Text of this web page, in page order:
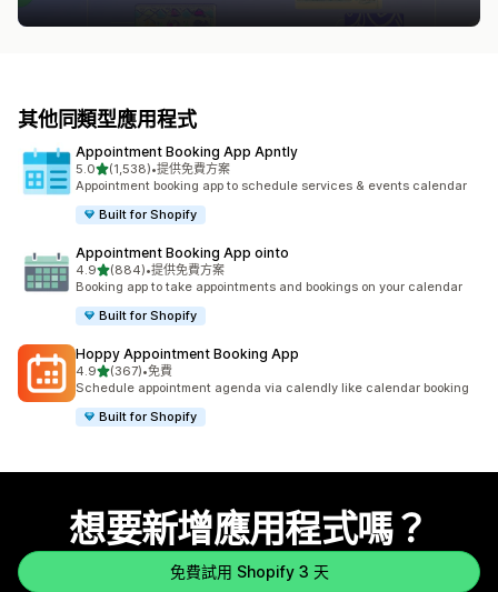
其他同類型應用程式
Appointment Booking App Apntly
5.0滿分 5 顆星
(1,538)
共有 1538 則評價
•提供免費方案
Appointment booking app to schedule services & events calendar
Built for Shopify
Appointment Booking App ointo
4.9滿分 5 顆星
(884)
共有 884 則評價
•提供免費方案
Booking app to take appointments and bookings on your calendar
Built for Shopify
Hoppy Appointment Booking App
4.9滿分 5 顆星
(367)
共有 367 則評價
•免費
Schedule appointment agenda via calendly like calendar booking
Built for Shopify
想要新增應用程式嗎？
免費試用 Shopify 3 天